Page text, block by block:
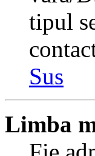
tipul
Sus
Limba